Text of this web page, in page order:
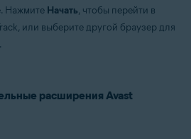
Нажмите Начать, чтобы перейти в
или выберите другой браузер для
расширения Avast